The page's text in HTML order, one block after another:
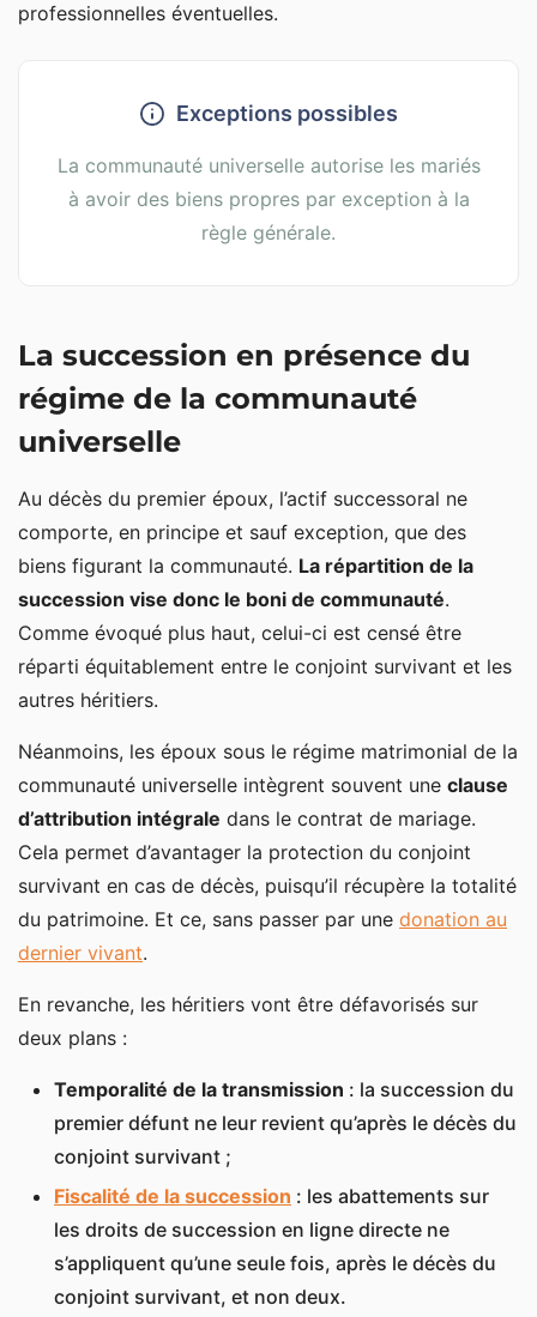
professionnelles éventuelles.
Exceptions possibles
La communauté universelle autorise les mariés
à avoir des biens propres par exception à la
règle générale.
La succession en présence du
régime de la communauté
universelle
Au décès du premier époux, l’actif successoral ne
comporte, en principe et sauf exception, que des
biens figurant la communauté. La répartition de la
succession vise donc le boni de communauté.
Comme évoqué plus haut, celui-ci est censé être
réparti équitablement entre le conjoint survivant et les
autres héritiers.
Néanmoins, les époux sous le régime matrimonial de la
communauté universelle intègrent souvent une clause
d’attribution intégrale dans le contrat de mariage.
Cela permet d’avantager la protection du conjoint
survivant en cas de décès, puisqu’il récupère la totalité
du patrimoine. Et ce, sans passer par une donation au
dernier vivant.
En revanche, les héritiers vont être défavorisés sur
deux plans :
Temporalité de la transmission : la succession du
premier défunt ne leur revient qu’après le décès du
conjoint survivant ;
Fiscalité de la succession : les abattements sur
les droits de succession en ligne directe ne
s’appliquent qu’une seule fois, après le décès du
conjoint survivant, et non deux.